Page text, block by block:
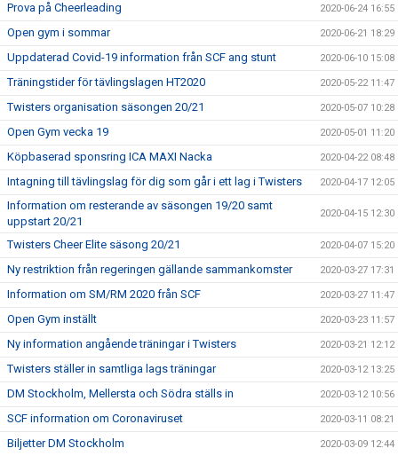
Prova på Cheerleading 2020-06-24 16:55
Open gym i sommar 2020-06-21 18:29
Uppdaterad Covid-19 information från SCF ang stunt 2020-06-10 15:08
Träningstider för tävlingslagen HT2020 2020-05-22 11:47
Twisters organisation säsongen 20/21 2020-05-07 10:28
Open Gym vecka 19 2020-05-01 11:20
Köpbaserad sponsring ICA MAXI Nacka 2020-04-22 08:48
Intagning till tävlingslag för dig som går i ett lag i Twisters 2020-04-17 12:05
Information om resterande av säsongen 19/20 samt
uppstart 20/21
2020-04-15 12:30
Twisters Cheer Elite säsong 20/21 2020-04-07 15:20
Ny restriktion från regeringen gällande sammankomster 2020-03-27 17:31
Information om SM/RM 2020 från SCF 2020-03-27 11:47
Open Gym inställt 2020-03-23 11:57
Ny information angående träningar i Twisters 2020-03-21 12:12
Twisters ställer in samtliga lags träningar 2020-03-12 13:25
DM Stockholm, Mellersta och Södra ställs in 2020-03-12 10:56
SCF information om Coronaviruset 2020-03-11 08:21
Biljetter DM Stockholm 2020-03-09 12:44